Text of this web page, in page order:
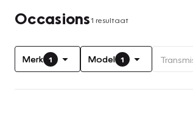
Occasions1 resultaat
Merk 1 Model 1